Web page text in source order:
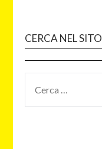
CERCA NEL SITO